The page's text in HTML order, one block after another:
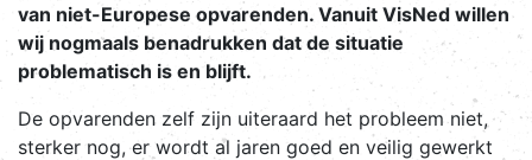
van niet-Europese opvarenden. Vanuit VisNed willen
wij nogmaals benadrukken dat de situatie
problematisch is en blijft.
De opvarenden zelf zijn uiteraard het probleem niet,
sterker nog, er wordt al jaren goed en veilig gewerkt